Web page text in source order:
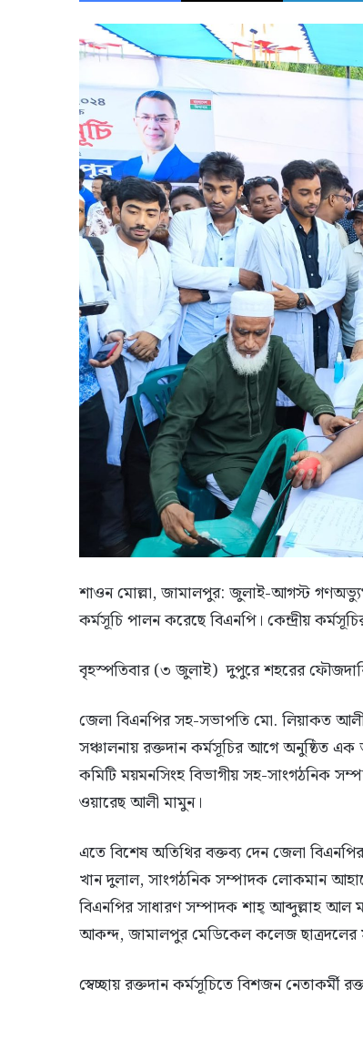
শাওন মোল্লা, জামালপুর: জুলাই-আগস্ট
কর্মসূচি পালন করেছে বিএনপি। কেন্দ্রীয়
বৃহস্পতিবার (৩ জুলাই) দুপুরে শহরের
জেলা বিএনপির সহ-সভাপতি মো. লিয়াকত
সঞ্চালনায় রক্তদান কর্মসূচির আগে অনুষ্ঠিত এক
কমিটি ময়মনসিংহ বিভাগীয় সহ-সাংগঠনিক
ওয়ারেছ আলী মামুন।
এতে বিশেষ অতিথির বক্তব্য দেন জেলা
খান দুলাল, সাংগঠনিক সম্পাদক লোকমান
বিএনপির সাধারণ সম্পাদক শাহ্ আব্দুল্লাহ
আকন্দ, জামালপুর মেডিকেল কলেজ
স্বেচ্ছায় রক্তদান কর্মসূচিতে বিশজন নেতাকর্মী